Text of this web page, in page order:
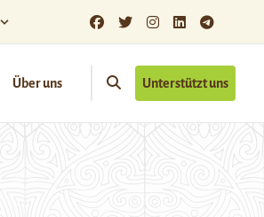
Über uns Unterstützt uns